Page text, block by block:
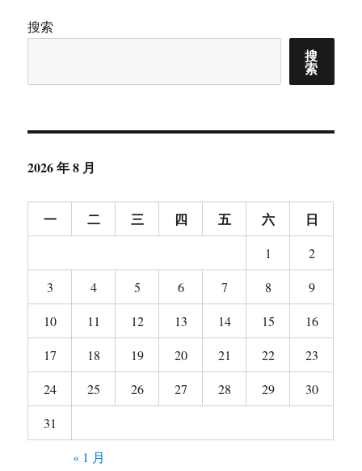
搜索
搜
索
2026 年 8 月
一 二 三 四 五 六 日
1
2
3
4 5 6 7 8
9
10
11 12 13 14 15
16
17
18 19 20 21 22
23
24
25 26 27 28 29
30
31
« 1 月